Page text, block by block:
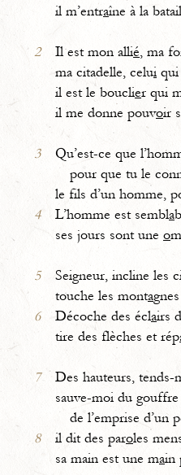
il m’entraîne à la
2 Il est mon allié, ma
ma citadelle, celui qui
il est le bouclier qui
il me donne pouvoir
3
Qu’est-ce que
pour que tu le
le fils d’un homme,
4
L’homme est sembla
ses jours sont une o
5 Seigneur, incline les
touche les monta
6
Décoche des éclairs
tire des flèches et rép
7 Des hauteurs, tends-
sauve-moi du gouffre
de l’emprise d’un
8
il dit des paroles
sa main est une main